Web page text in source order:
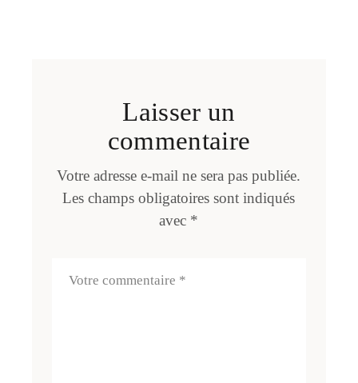
Laisser un
commentaire
Votre adresse e-mail ne sera pas publiée.
Les champs obligatoires sont indiqués
avec *